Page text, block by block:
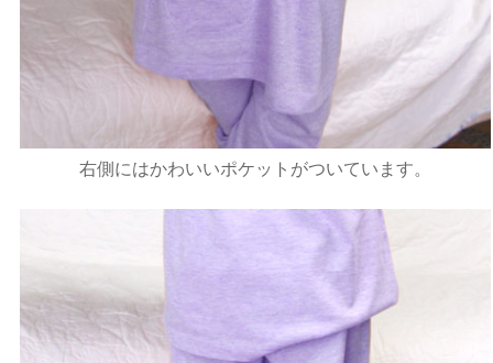
右側にはかわいいポケットがついています。